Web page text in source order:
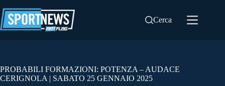
al
contenuto
Cerca
PROBABILI FORMAZIONI: POTENZA – AUDACE
CERIGNOLA | SABATO 25 GENNAIO 2025